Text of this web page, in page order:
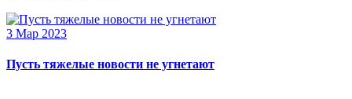
3 Мар 2023
Пусть тяжелые новости не угнетают